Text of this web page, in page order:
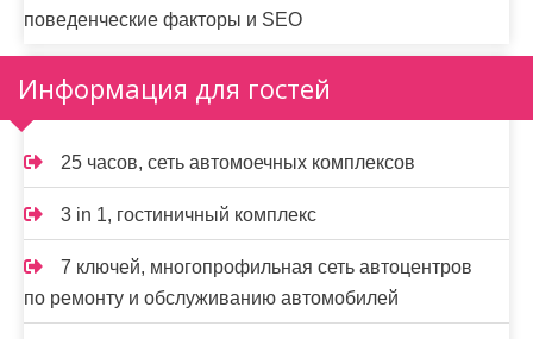
поведенческие факторы и SEO
Информация для гостей
25 часов, сеть автомоечных комплексов
3 in 1, гостиничный комплекс
7 ключей, многопрофильная сеть автоцентров
по ремонту и обслуживанию автомобилей